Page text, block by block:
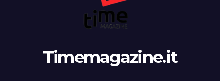
Timemagazine.it